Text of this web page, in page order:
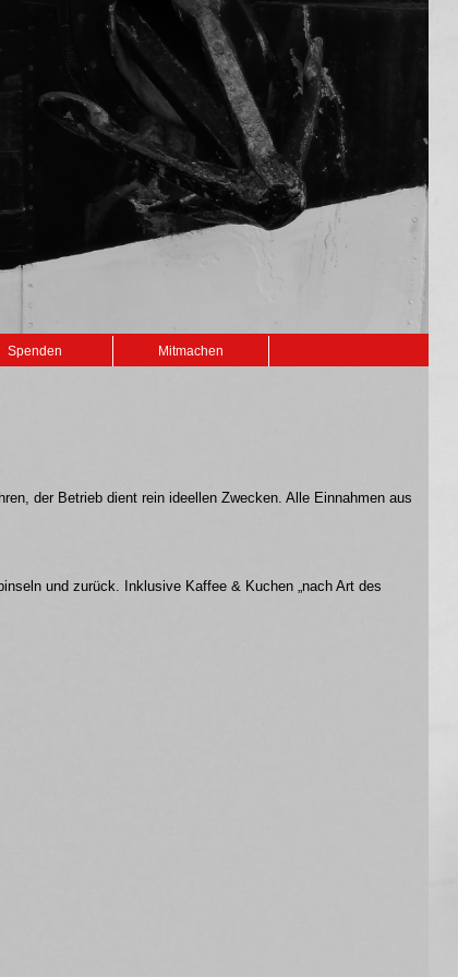
Spenden Mitmachen
der Betrieb dient rein ideellen Zwecken. Alle Einnahmen aus
und zurück. Inklusive Kaffee & Kuchen „nach Art des